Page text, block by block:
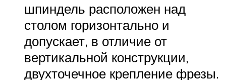
шпиндель расположен над
столом горизонтально и
допускает, в отличие от
вертикальной конструкции,
двухточечное крепление фрезы.